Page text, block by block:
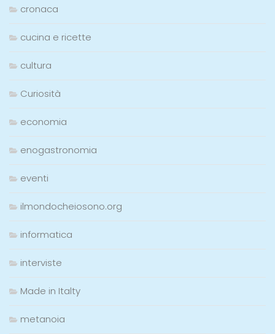
cronaca
cucina e ricette
cultura
Curiosità
economia
enogastronomia
eventi
ilmondocheiosono.org
informatica
interviste
Made in Italty
metanoia